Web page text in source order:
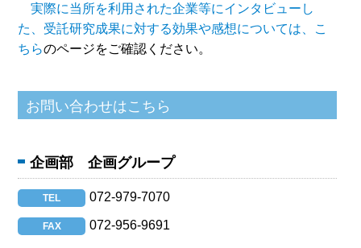
実際に当所を利用された企業等にインタビューし
た、受託研究成果に対する効果や感想については、こ
ちらのページをご確認ください。
企画部 企画グループ
TEL 072-979-7070
FAX 072-956-9691